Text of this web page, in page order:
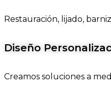
Restauración, lijado,
Diseño
Creamos soluciones a